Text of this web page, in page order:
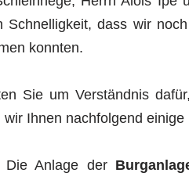
Schnelligkeit, dass wir
konnten.
Sie um Verständnis
wir Ihnen nachfolgend einige
Die Anlage der